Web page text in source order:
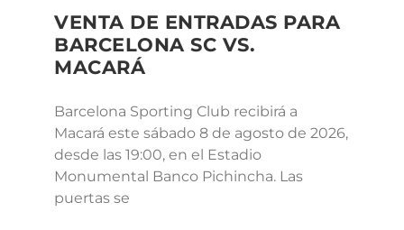
VENTA DE ENTRADAS PARA
BARCELONA SC VS.
MACARÁ
Barcelona Sporting Club recibirá a
Macará este sábado 8 de agosto de 2026,
desde las 19:00, en el Estadio
Monumental Banco Pichincha. Las
puertas se